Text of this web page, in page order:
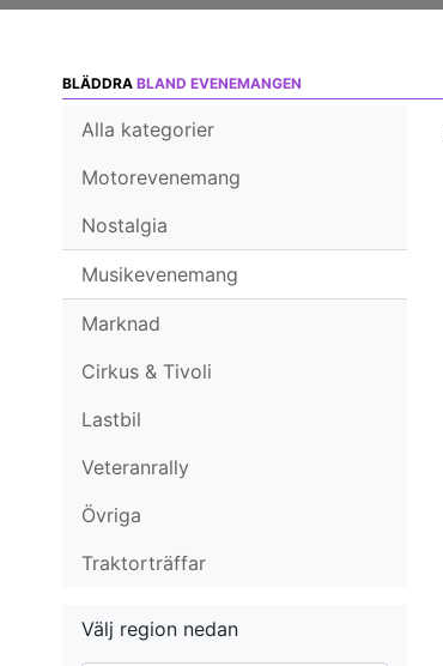
BLÄDDRA BLAND EVENEMANGEN
Alla kategorier
Motorevenemang
Nostalgia
Musikevenemang
Marknad
Cirkus & Tivoli
Lastbil
Veteranrally
Övriga
Traktorträffar
Välj region nedan